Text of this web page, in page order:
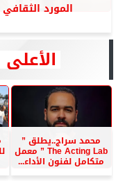
المورد
محمد سراج..يطلق ”
The Acting Lab ” معمل
متكامل لفنون الأداء...